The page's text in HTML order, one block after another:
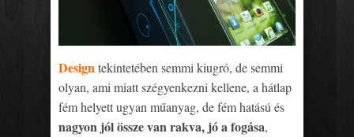
Designtekintetében semmi kiugró, de semmi
olyan, ami miatt szégyenkezni kellene, a hátlap
fém helyett ugyan műanyag, de fém hatású és
nagyon jól össze van rakva, jó a fogása,